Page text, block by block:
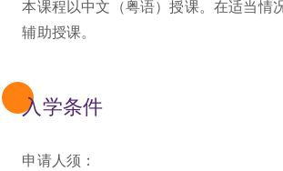
本课程以中文（粤语）授课。在适当情
辅助授课。
入学条件
申请人须：